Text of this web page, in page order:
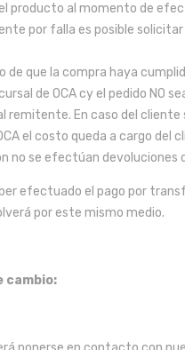
producto al momento de
por falla es posible solicitar
de que la compra haya
de OCA cy el pedido NO
remitente. En caso del cliente
el costo queda a cargo del
no se efectúan devoluciones
efectuado el pago por
por este mismo medio.
cambio: